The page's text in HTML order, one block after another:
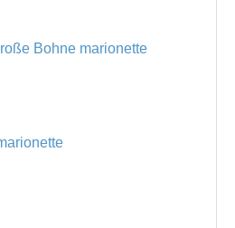
Bohne marionette